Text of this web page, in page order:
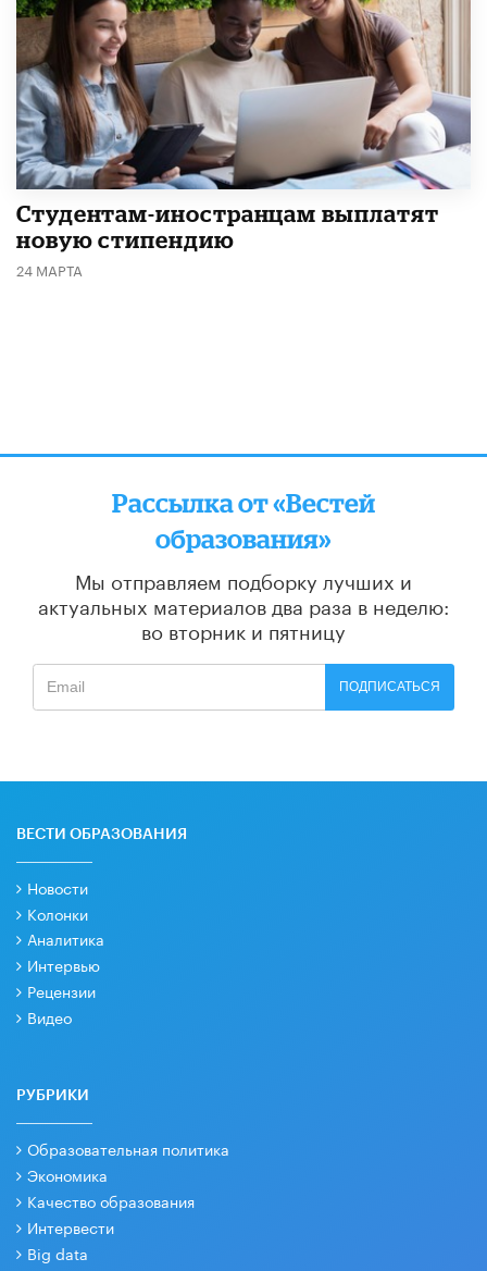
Студентам-иностранцам выплатят
новую стипендию
24 МАРТА
Рассылка от «Вестей
образования»
Мы отправляем подборку лучших и
актуальных материалов два раза в неделю:
во вторник и пятницу
ПОДПИСАТЬСЯ
ВЕСТИ ОБРАЗОВАНИЯ
Новости
Колонки
Аналитика
Интервью
Рецензии
Видео
РУБРИКИ
Образовательная политика
Экономика
Качество образования
Интервести
Big data